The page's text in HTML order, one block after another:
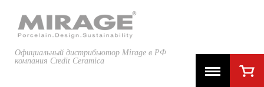
Официальный дистрибьютор Mirage в РФ
компания Credit Ceramica